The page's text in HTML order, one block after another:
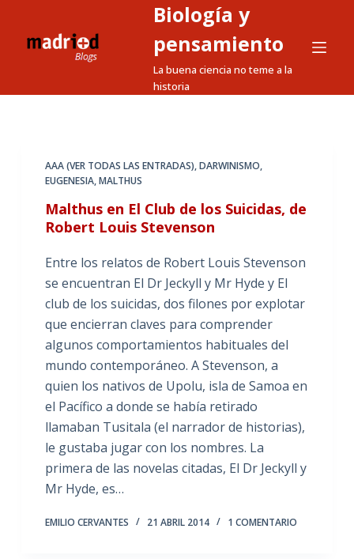
a
Biología y
pensamiento
La buena ciencia no teme a la
historia
AAA (VER TODAS LAS ENTRADAS),DARWINISMO,
EUGENESIA,MALTHUS
Malthus en El Club de los Suicidas, de
Robert Louis Stevenson
Entre los relatos de Robert Louis Stevenson
se encuentran El Dr Jeckyll y Mr Hyde y El
club de los suicidas, dos filones por explotar
que encierran claves para comprender
algunos comportamientos habituales del
mundo contemporáneo. A Stevenson, a
quien los nativos de Upolu, isla de Samoa en
el Pacífico a donde se había retirado
llamaban Tusitala (el narrador de historias),
le gustaba jugar con los nombres. La
primera de las novelas citadas, El Dr Jeckyll y
Mr Hyde, es…
EMILIO CERVANTES 21 ABRIL 2014 1 COMENTARIO